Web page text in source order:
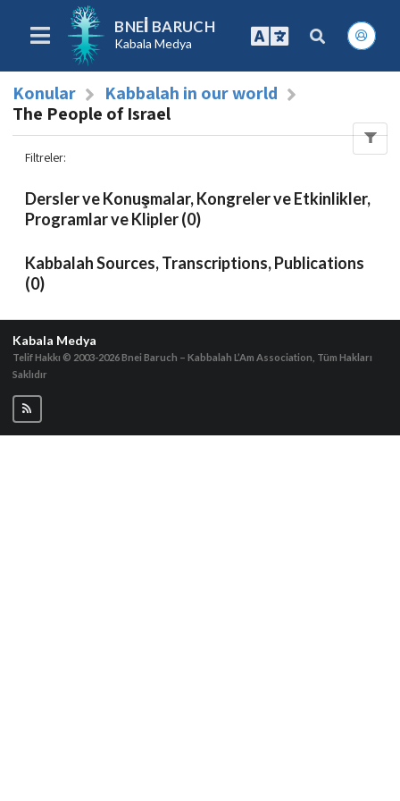
BNEI BARUCH
Kabala Medya
Konular
Kabbalah in our world
The People of Israel
Filtreler:
Dersler ve Konuşmalar, Kongreler ve Etkinlikler,
Programlar ve Klipler (0)
Kabbalah Sources, Transcriptions, Publications
(0)
Kabala Medya
Telif Hakkı © 2003-2026Bnei Baruch – Kabbalah L’Am Association, Tüm Hakları
Saklıdır